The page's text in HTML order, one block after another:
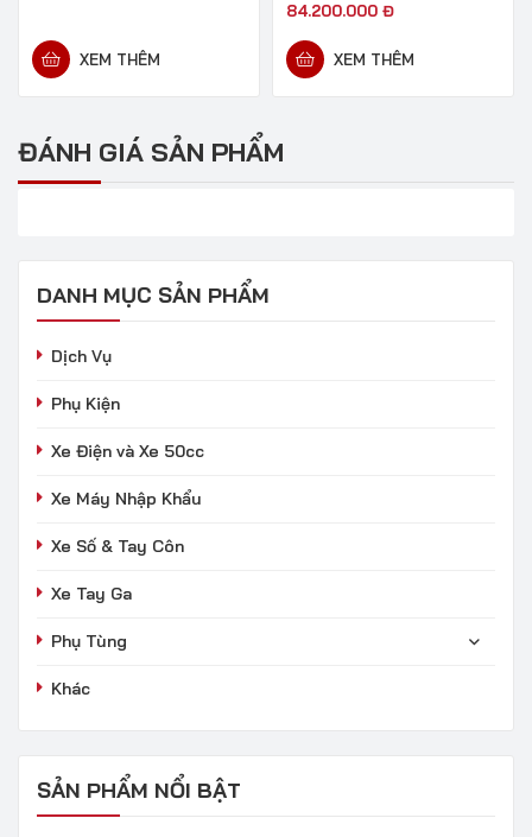
XEM THÊM
84.200.000 Đ
XEM THÊM
ĐÁNH GIÁ SẢN PHẨM
DANH MỤC SẢN PHẨM
Dịch Vụ
Phụ Kiện
Xe Điện và Xe 50cc
Xe Máy Nhập Khẩu
Xe Số & Tay Côn
Xe Tay Ga
Phụ Tùng
Khác
SẢN PHẨM NỔI BẬT